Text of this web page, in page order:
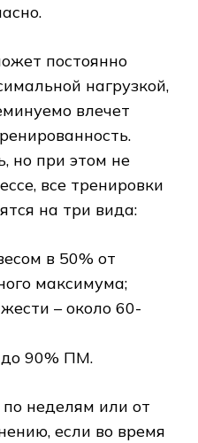
постоянно
нагрузкой,
влечет
но при этом не
все тренировки
на три вида:
в 50% от
максимума;
– около 60-
90% ПМ.
неделям или от
если во время